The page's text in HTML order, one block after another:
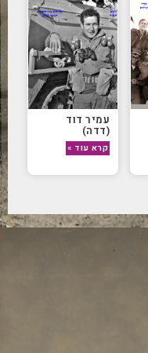
עמיר דוד
(דדה)
קרא עוד »